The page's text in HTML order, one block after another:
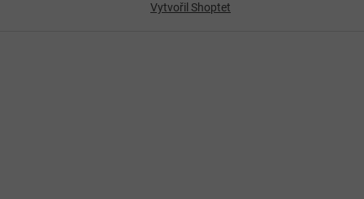
Vytvořil Shoptet